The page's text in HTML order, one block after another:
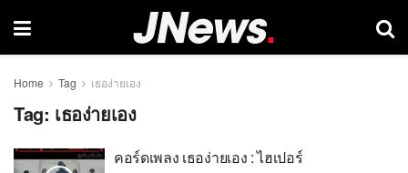
Home Tag เธอง่ายเอง
Tag: เธอง่ายเอง
คอร์ดเพลง เธอง่ายเอง : ไฮเปอร์